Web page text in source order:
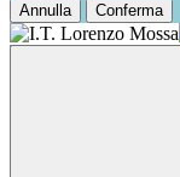
Annulla Conferma